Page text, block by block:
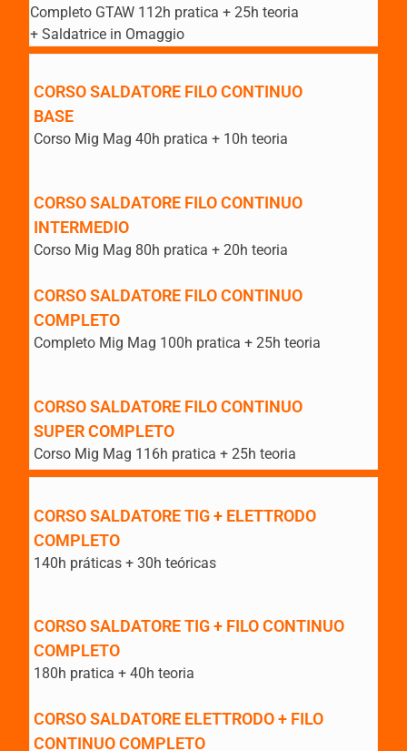
Completo GTAW 112h pratica + 25h teoria
+ Saldatrice in Omaggio
CORSO SALDATORE FILO CONTINUO
BASE
Corso Mig Mag 40h pratica + 10h teoria
CORSO SALDATORE FILO CONTINUO
INTERMEDIO
Corso Mig Mag 80h pratica + 20h teoria
CORSO SALDATORE FILO CONTINUO
COMPLETO
Completo Mig Mag 100h pratica + 25h teoria
CORSO SALDATORE FILO CONTINUO
SUPER COMPLETO
Corso Mig Mag 116h pratica + 25h teoria
CORSO SALDATORE TIG + ELETTRODO
COMPLETO
140h práticas + 30h teóricas
CORSO SALDATORE TIG + FILO CONTINUO
COMPLETO
180h pratica + 40h teoria
CORSO SALDATORE ELETTRODO + FILO
CONTINUO COMPLETO